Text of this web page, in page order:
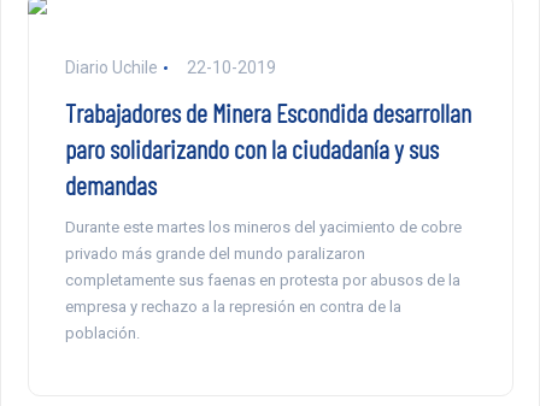
Diario Uchile 22-10-2019
Trabajadores de Minera Escondida desarrollan
paro solidarizando con la ciudadanía y sus
demandas
Durante este martes los mineros del yacimiento de cobre
privado más grande del mundo paralizaron
completamente sus faenas en protesta por abusos de la
empresa y rechazo a la represión en contra de la
población.